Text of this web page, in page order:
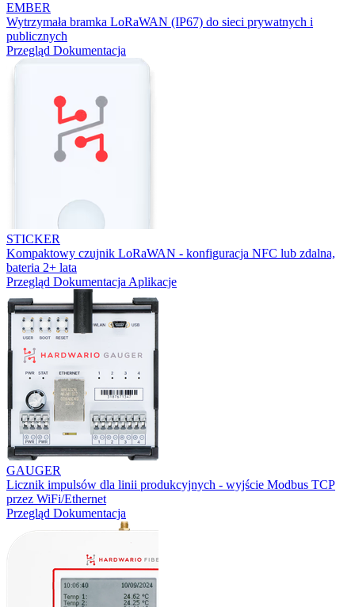
EMBER
Wytrzymała bramka LoRaWAN (IP67) do sieci prywatnych i
publicznych
Przegląd Dokumentacja
STICKER
Kompaktowy czujnik LoRaWAN - konfiguracja NFC lub zdalna,
bateria 2+ lata
Przegląd Dokumentacja Aplikacje
GAUGER
Licznik impulsów dla linii produkcyjnych - wyjście Modbus TCP
przez WiFi/Ethernet
Przegląd Dokumentacja